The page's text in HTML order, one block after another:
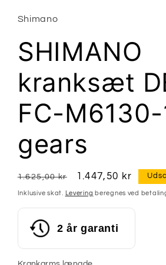
Shimano
SHIMANO
kranksæt
FC-M6130-
gears
Normalpris
1.625,00 kr Udsalgspris
1.447,50 kr
Inklusive skat. Levering beregnes ved
2 år garanti